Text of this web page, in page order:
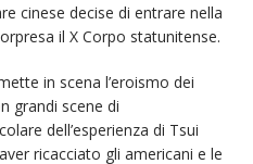
cinese decise di entrare nella
il X Corpo statunitense.
in scena l’eroismo dei
grandi scene di
dell’esperienza di Tsui
ricacciato gli americani e le